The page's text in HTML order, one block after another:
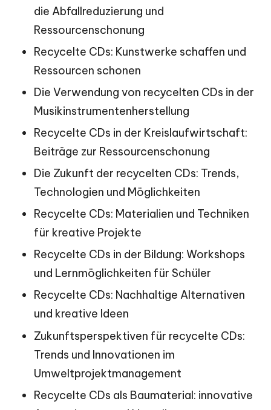
die Abfallreduzierung und
Ressourcenschonung
Recycelte CDs: Kunstwerke schaffen und
Ressourcen schonen
Die Verwendung von recycelten CDs in der
Musikinstrumentenherstellung
Recycelte CDs in der Kreislaufwirtschaft:
Beiträge zur Ressourcenschonung
Die Zukunft der recycelten CDs: Trends,
Technologien und Möglichkeiten
Recycelte CDs: Materialien und Techniken
für kreative Projekte
Recycelte CDs in der Bildung: Workshops
und Lernmöglichkeiten für Schüler
Recycelte CDs: Nachhaltige Alternativen
und kreative Ideen
Zukunftsperspektiven für recycelte CDs:
Trends und Innovationen im
Umweltprojektmanagement
Recycelte CDs als Baumaterial: innovative